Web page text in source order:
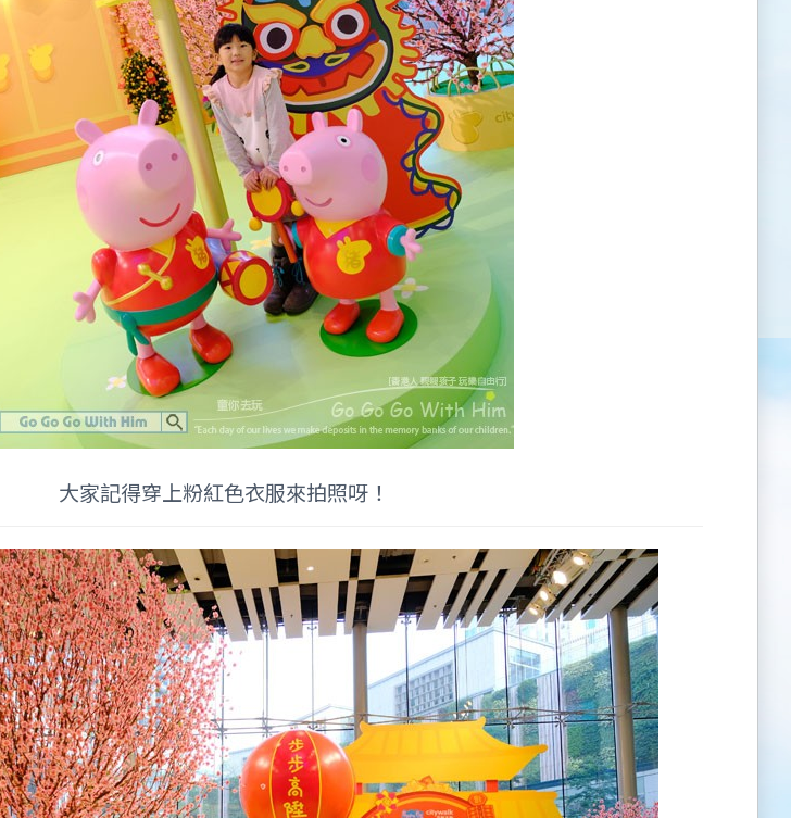
大家記得穿上粉紅色衣服來拍照呀！